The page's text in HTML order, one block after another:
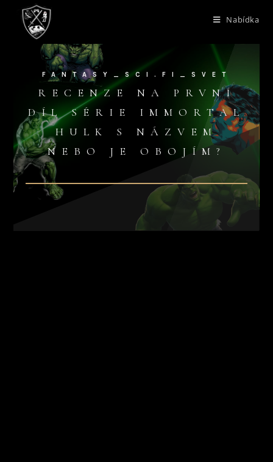
Nabídka
FANTASY_SCI.FI_SVET
RECENZE NA PRVNÍ
DÍL SÉRIE IMMORTAL
HULK S NÁZVEM
NEBO JE OBOJÍM?